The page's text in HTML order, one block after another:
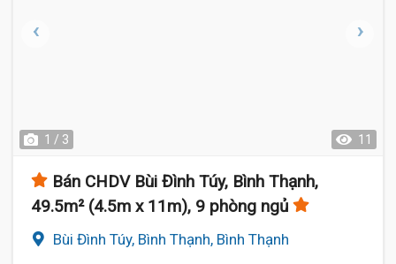
1 / 3 11
Bán CHDV Bùi Đình Túy, Bình Thạnh,
49.5m² (4.5m x 11m), 9 phòng ngủ
Bùi Đình Túy, Bình Thạnh, Bình Thạnh